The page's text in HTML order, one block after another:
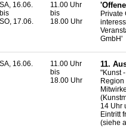
SA, 16.06.
bis
SO, 17.06.
11.00 Uhr
bis
18.00 Uhr
Private
GmbH'
SA, 16.06.
11.00 Uhr
bis
18.00 Uhr
11.
"Kunst
Region
14 Uhr
Eintritt
(siehe